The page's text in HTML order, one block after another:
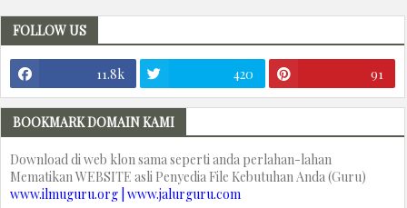
FOLLOW US
11.8k 420 91
BOOKMARK DOMAIN KAMI
Download di web klon sama seperti anda perlahan-lahan
Mematikan WEBSITE asli Penyedia File Kebutuhan Anda (Guru)
www.ilmuguru.org | www.jalurguru.com